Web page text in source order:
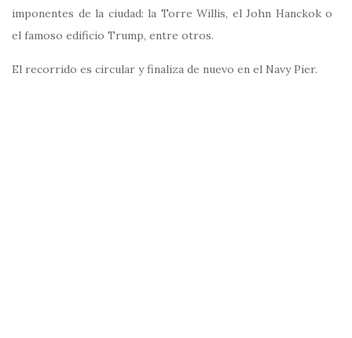
imponentes de la ciudad: la Torre Willis, el John Hanckok o
el famoso edificio Trump, entre otros.
El recorrido es circular y finaliza de nuevo en el Navy Pier.